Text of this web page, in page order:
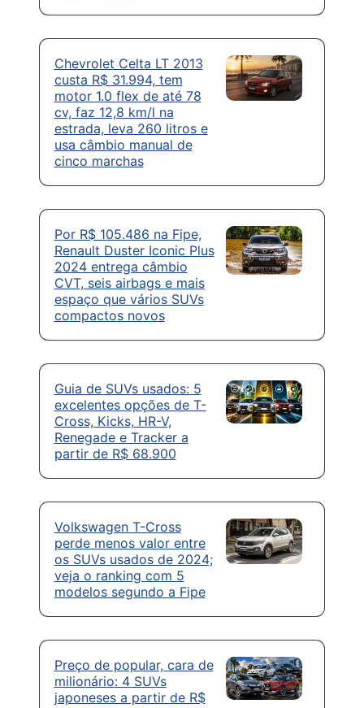
Chevrolet Celta LT 2013
custa R$ 31.994, tem
motor 1.0 flex de até 78
cv, faz 12,8 km/l na
estrada, leva 260 litros e
usa câmbio manual de
cinco marchas
Por R$ 105.486 na Fipe,
Renault Duster Iconic Plus
2024 entrega câmbio
CVT, seis airbags e mais
espaço que vários SUVs
compactos novos
Guia de SUVs usados: 5
excelentes opções de T-
Cross, Kicks, HR-V,
Renegade e Tracker a
partir de R$ 68.900
Volkswagen T-Cross
perde menos valor entre
os SUVs usados de 2024;
veja o ranking com 5
modelos segundo a Fipe
Preço de popular, cara de
milionário: 4 SUVs
japoneses a partir de R$